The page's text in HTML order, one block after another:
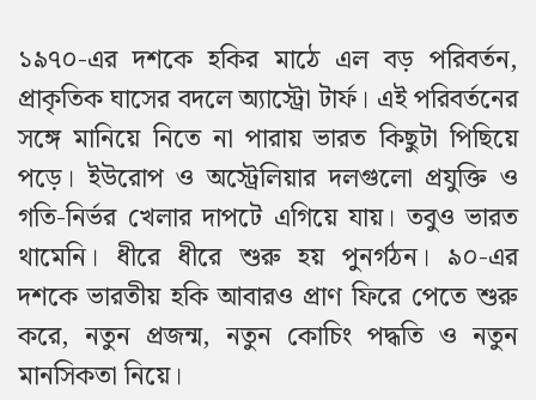
১৯৭০-এর দশকে হকির মাঠে এল বড় পরিবর্তন,
প্রাকৃতিক ঘাসের বদলে অ্যাস্ট্রো টার্ফ। এই পরিবর্তনের
সঙ্গে মানিয়ে নিতে না পারায় ভারত কিছুটা পিছিয়ে
পড়ে। ইউরোপ ও অস্ট্রেলিয়ার দলগুলো প্রযুক্তি ও
গতি-নির্ভর খেলার দাপটে এগিয়ে যায়।তবুও ভারত
থামেনি। ধীরে ধীরে শুরু হয় পুনর্গঠন। ৯০-এর
দশকে ভারতীয় হকি আবারও প্রাণ ফিরে পেতে শুরু
করে, নতুন প্রজন্ম, নতুন কোচিং পদ্ধতি ও নতুন
মানসিকতা নিয়ে।